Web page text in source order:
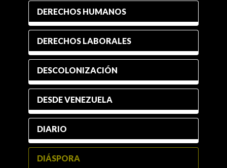
DERECHOS HUMANOS
DERECHOS LABORALES
DESCOLONIZACIÓN
DESDE VENEZUELA
DIARIO
DIÁSPORA